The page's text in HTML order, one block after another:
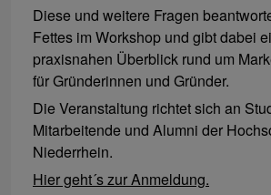
Diese und weitere Fragen
Fettes im Workshop und gibt dabei
praxisnahen Überblick rund um
für Gründerinnen und Gründer.
Die Veranstaltung richtet sich an
Mitarbeitende und Alumni der
Niederrhein.
Hier geht´s zur Anmeldung.